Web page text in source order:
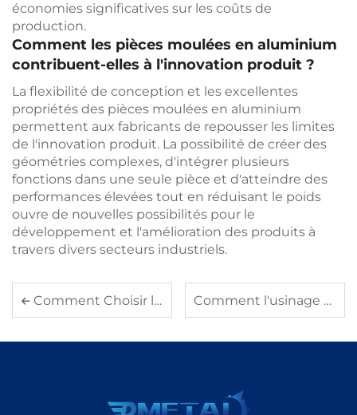
économies significatives sur les coûts de
production.
Comment les pièces moulées en aluminium
contribuent-elles à l'innovation produit ?
La flexibilité de conception et les excellentes
propriétés des pièces moulées en aluminium
permettent aux fabricants de repousser les limites
de l'innovation produit. La possibilité de créer des
géométries complexes, d'intégrer plusieurs
fonctions dans une seule pièce et d'atteindre des
performances élevées tout en réduisant le poids
ouvre de nouvelles possibilités pour le
développement et l'amélioration des produits à
travers divers secteurs industriels.
Comment Choisir la Bonne Technique d'Usinage pour les Pièces en Aluminium Comment l'usinage de l'aluminium améliore-t-il la précision en fabrication ?